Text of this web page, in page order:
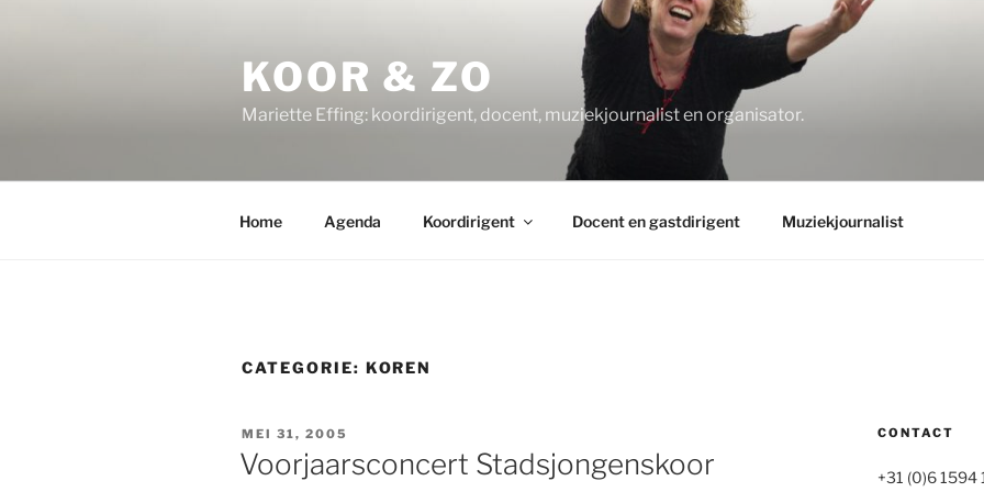
KOOR & ZO
Mariette Effing: koordirigent, docent, muziekjournalist en organisator.
Home Agenda Koordirigent Docent en gastdirigent Muziekjournalist
CATEGORIE: KOREN
GEPLAATST
OP
MEI 31, 2005
Voorjaarsconcert Stadsjongenskoor
CONTACT
+31 (0)6 1594